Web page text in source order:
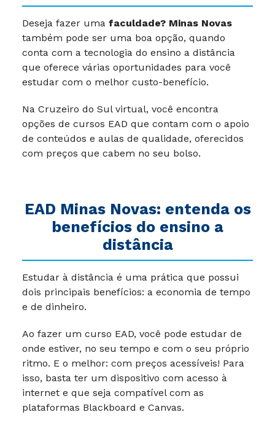
Deseja fazer uma faculdade? Minas Novas
também pode ser uma boa opção, quando
conta com a tecnologia do ensino a distância
que oferece várias oportunidades para você
estudar com o melhor custo-benefício.
Na Cruzeiro do Sul virtual, você encontra
opções de cursos EAD que contam com o apoio
de conteúdos e aulas de qualidade, oferecidos
com preços que cabem no seu bolso.
EAD Minas Novas: entenda os
benefícios do ensino a
distância
Estudar à distância é uma prática que possui
dois principais benefícios: a economia de tempo
e de dinheiro.
Ao fazer um curso EAD, você pode estudar de
onde estiver, no seu tempo e com o seu próprio
ritmo. E o melhor: com preços acessíveis! Para
isso, basta ter um dispositivo com acesso à
internet e que seja compatível com as
plataformas Blackboard e Canvas.